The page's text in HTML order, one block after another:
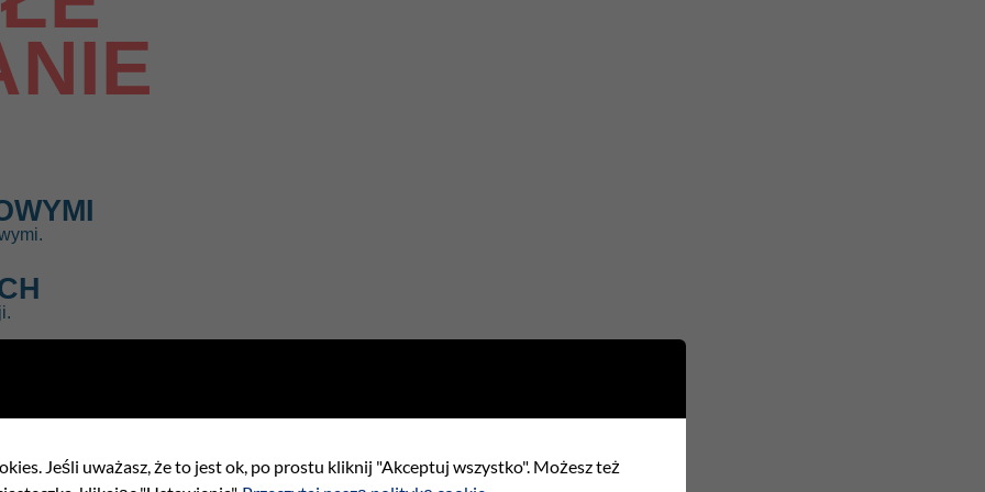
TRYB ŻYCIA
Jeśli uważasz, że to jest ok, po prostu kliknij "Akceptuj wszystko". Możesz też